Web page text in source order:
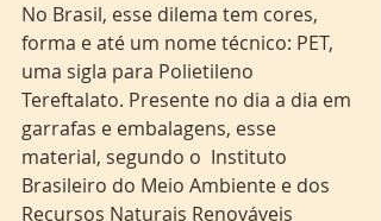
No Brasil, esse dilema tem cores,
forma e até um nome técnico: PET,
uma sigla para Polietileno
Tereftalato. Presente no dia a dia em
garrafas e embalagens, esse
material, segundo o  Instituto
Brasileiro do Meio Ambiente e dos
Recursos Naturais Renováveis